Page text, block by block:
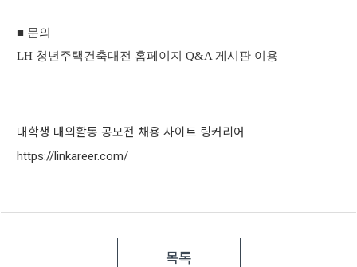
■ 문의
LH 청년주택건축대전 홈페이지 Q&A 게시판 이용
대학생 대외활동 공모전 채용 사이트 링커리어
https://linkareer.com/
목록